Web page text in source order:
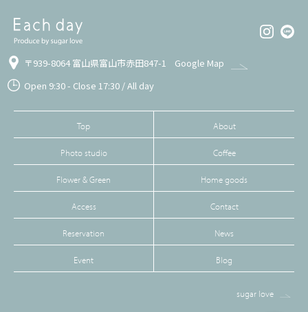
〒939-8064 富山県富山市赤田847-1
Google Map
Open 9:30 - Close 17:30 / All day
Top About
Photo studio Coffee
Flower & Green Home goods
Access Contact
Reservation News
Event Blog
sugar love